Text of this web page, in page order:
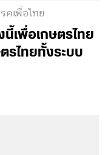
คเพื่อไทย
เพื่อเกษตรไทย
รไทยทั้งระบบ